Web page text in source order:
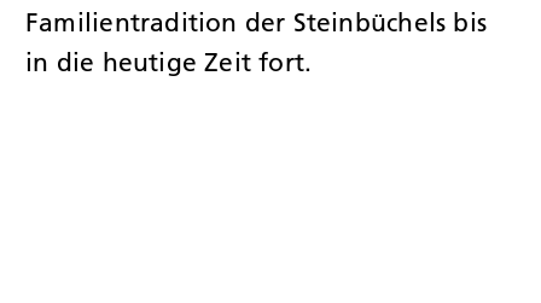
Familientradition der Steinbüchels bis
in die heutige Zeit fort.